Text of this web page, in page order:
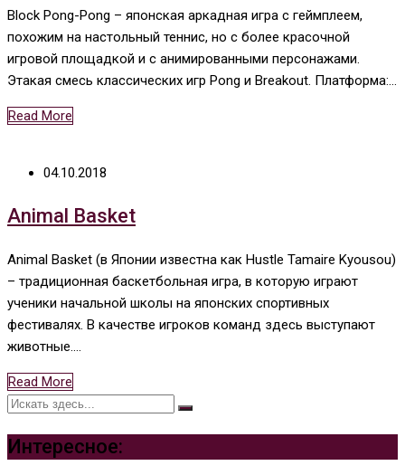
Block Pong-Pong – японская аркадная игра с геймплеем,
похожим на настольный теннис, но с более красочной
игровой площадкой и с анимированными персонажами.
Этакая смесь классических игр Pong и Breakout. Платформа:…
Read More
04.10.2018
Animal Basket
Animal Basket (в Японии известна как Hustle Tamaire Kyousou)
– традиционная баскетбольная игра, в которую играют
ученики начальной школы на японских спортивных
фестивалях. В качестве игроков команд здесь выступают
животные.…
Read More
Интересное: